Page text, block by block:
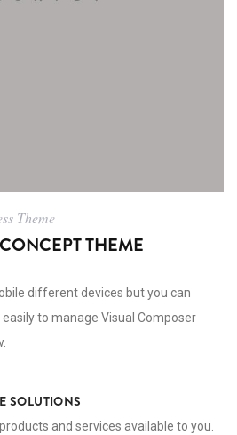
Theme
THEME
different devices but you can
to manage Visual Composer
SOLUTIONS
and services available to you.